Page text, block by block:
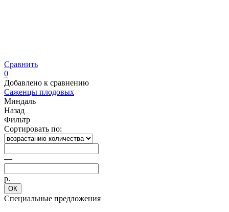
Сравнить
0
Добавлено к сравнению
Саженцы плодовых
Миндаль
Назад
Фильтр
Сортировать по:
—
р.
ОК
Специальные предложения